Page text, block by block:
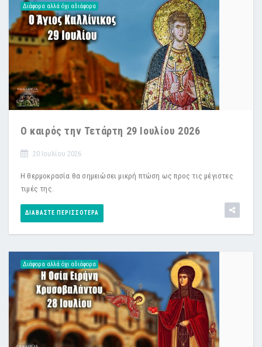
Διάφορα αλλά όχι αδιάφορα
Ο καιρός την Τετάρτη 29 Ιουλίου 2026
20 Ιουλίου 2026
Η θερμοκρασία θα σημειώσει μικρή πτώση ως προς τις μέγιστες
τιμές της.
ΔΙΑΒΆΣΤΕ ΠΕΡΙΣΣΌΤΕΡΑ
Διάφορα αλλά όχι αδιάφορα